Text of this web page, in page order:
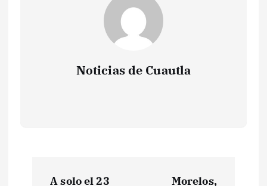
Noticias de Cuautla
A solo el 23
Morelos,